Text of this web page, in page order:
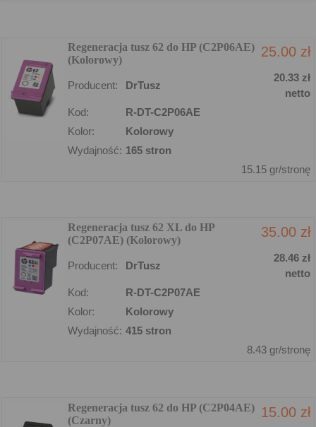
Regeneracja tusz 62 do HP (C2P06AE)
(Kolorowy)
25.00 zł
Producent: DrTusz
20.33 zł
netto
Kod:
R-DT-C2P06AE
Kolor:
Kolorowy
Wydajność: 165 stron
15.15 gr/stronę
Regeneracja tusz 62 XL do HP
(C2P07AE) (Kolorowy)
35.00 zł
Producent: DrTusz
28.46 zł
netto
Kod:
R-DT-C2P07AE
Kolor:
Kolorowy
Wydajność: 415 stron
8.43 gr/stronę
Regeneracja tusz 62 do HP (C2P04AE)
(Czarny)
15.00 zł